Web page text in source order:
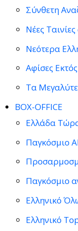
Σύνθετη
Νέες
Νεότερα
Αφίσες
Τα
BOX-OFFICE
Ελλάδα
Παγκόσμιο
Παγκόσμιο
Ελληνικό
Ελληνικό